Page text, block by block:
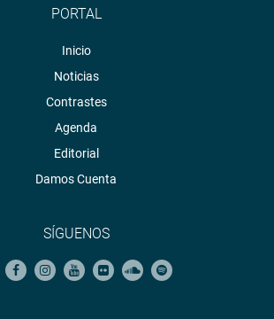
PORTAL
Inicio
Noticias
Contrastes
Agenda
Editorial
Damos Cuenta
SÍGUENOS